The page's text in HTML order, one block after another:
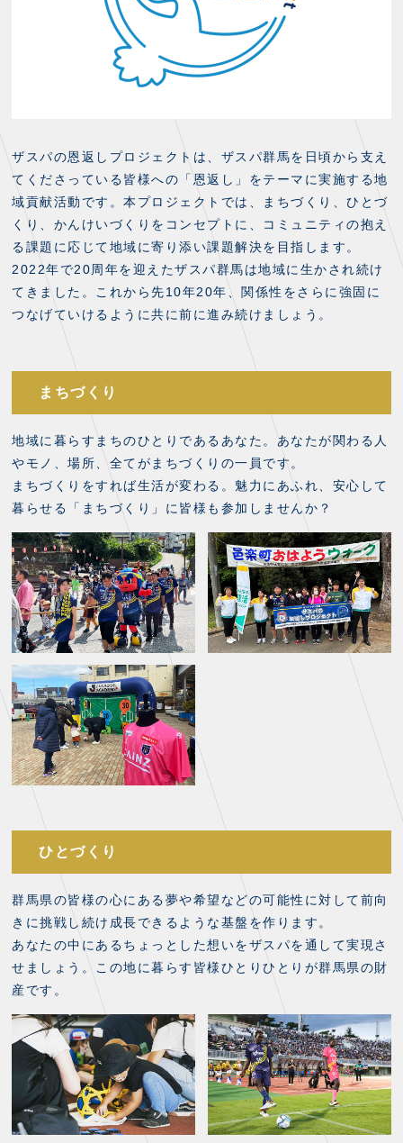
ザスパの恩返しプロジェクトは、ザスパ群馬を日頃から支え
てくださっている皆様への「恩返し」をテーマに実施する地
域貢献活動です。本プロジェクトでは、まちづくり、ひとづ
くり、かんけいづくりをコンセプトに、コミュニティの抱え
る課題に応じて地域に寄り添い課題解決を目指します。
2022年で20周年を迎えたザスパ群馬は地域に生かされ続け
てきました。これから先10年20年、関係性をさらに強固に
つなげていけるように共に前に進み続けましょう。
まちづくり
地域に暮らすまちのひとりであるあなた。あなたが関わる人
やモノ、場所、全てがまちづくりの一員です。
まちづくりをすれば生活が変わる。魅力にあふれ、安心して
暮らせる「まちづくり」に皆様も参加しませんか？
ひとづくり
群馬県の皆様の心にある夢や希望などの可能性に対して前向
きに挑戦し続け成長できるような基盤を作ります。
あなたの中にあるちょっとした想いをザスパを通して実現さ
せましょう。この地に暮らす皆様ひとりひとりが群馬県の財
産です。